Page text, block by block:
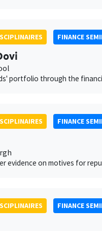
FINANCE
portfolio through the
FINANCE
evidence on motives for
FINANCE